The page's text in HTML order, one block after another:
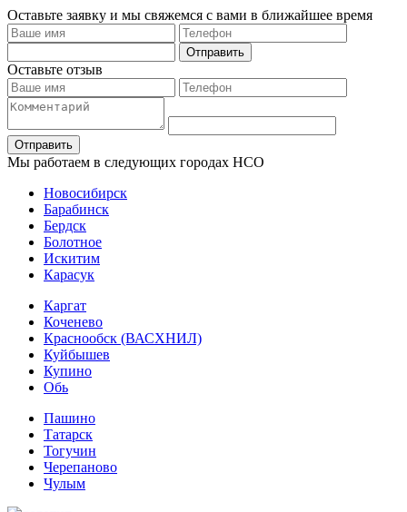
Оставьте заявку и мы свяжемся с вами в ближайшее время
Отправить
Оставьте отзыв
Отправить
Мы работаем в следующих городах НСО
Новосибирск
Барабинск
Бердск
Болотное
Искитим
Карасук
Каргат
Коченево
Краснообск (ВАСХНИЛ)
Куйбышев
Купино
Обь
Пашино
Татарск
Тогучин
Черепаново
Чулым